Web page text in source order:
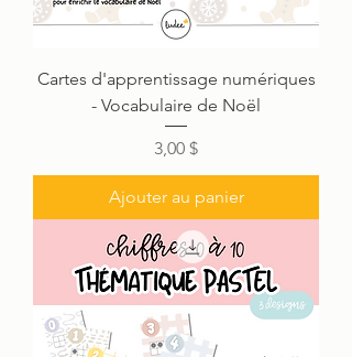
Cartes d'apprentissage numériques
- Vocabulaire de Noël
Prix
3,00 $
Ajouter au panier